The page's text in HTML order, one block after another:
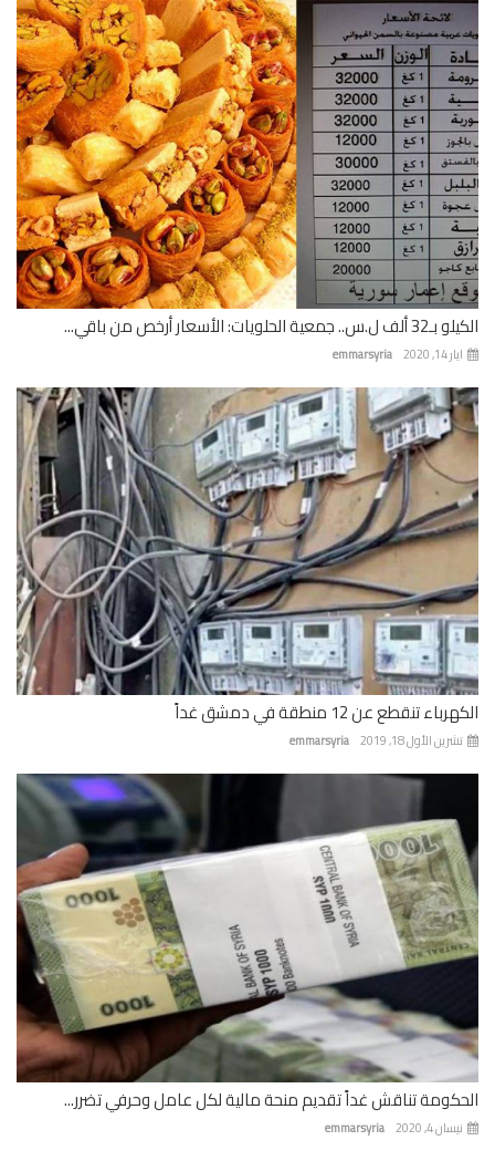
الحلويات: الأسعار أرخص من باقي...
emmarsyria
تنقطع عن 12 منطقة في دمشق غداً
emmarsyria الأول 18, 2019
تناقش غداً تقديم منحة مالية لكل عامل وحرفي تضرر...
emmarsyria 4, 2020